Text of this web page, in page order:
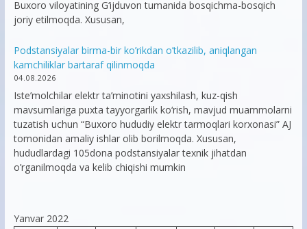
Buxoro viloyatining G‘ijduvon tumanida bosqichma-bosqich
joriy etilmoqda. Xususan,
Podstansiyalar birma-bir ko’rikdan o’tkazilib, aniqlangan
kamchiliklar bartaraf qilinmoqda
04.08.2026
Iste’molchilar elektr ta’minotini yaxshilash, kuz-qish
mavsumlariga puxta tayyorgarlik ko‘rish, mavjud muammolarni
tuzatish uchun “Buxoro hududiy elektr tarmoqlari korxonasi” AJ
tomonidan amaliy ishlar olib borilmoqda. Xususan,
hududlardagi 105dona podstansiyalar texnik jihatdan
o’rganilmoqda va kelib chiqishi mumkin
Yanvar 2022